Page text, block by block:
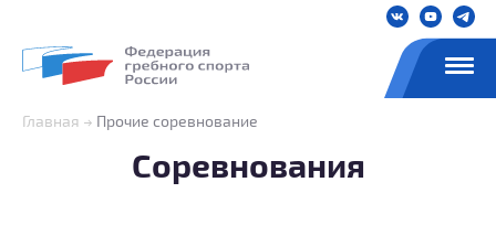
Главная Прочие соревнование
Соревнования